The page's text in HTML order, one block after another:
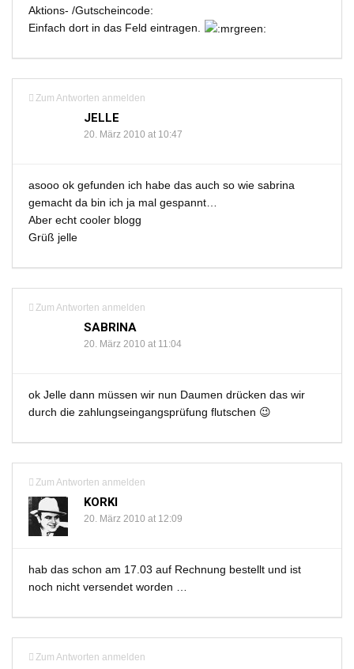
Aktions- /Gutscheincode:
Einfach dort in das Feld eintragen.
Zum Antworten anmelden
JELLE
20. März 2010 at 10:47
asooo ok gefunden ich habe das auch so wie sabrina
gemacht da bin ich ja mal gespannt…
Aber echt cooler blogg
Grüß jelle
Zum Antworten anmelden
SABRINA
20. März 2010 at 11:04
ok Jelle dann müssen wir nun Daumen drücken das wir
durch die zahlungseingangsprüfung flutschen 😉
Zum Antworten anmelden
KORKI
20. März 2010 at 12:09
hab das schon am 17.03 auf Rechnung bestellt und ist
noch nicht versendet worden …
Zum Antworten anmelden